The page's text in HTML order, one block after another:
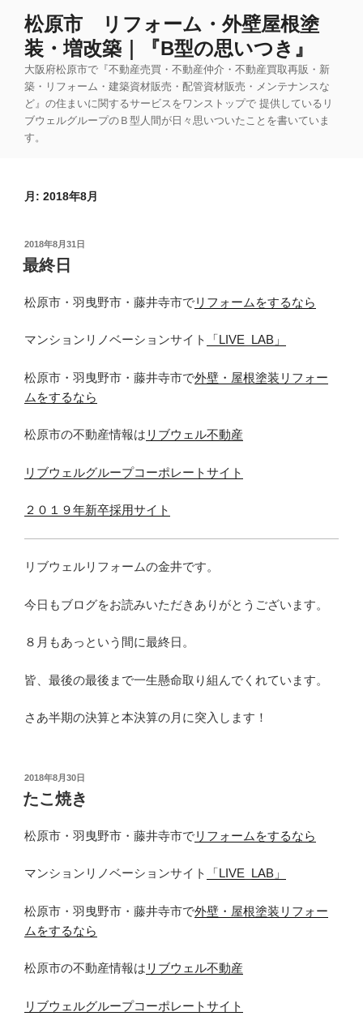
松原市 リフォーム・外壁屋根塗
装・増改築｜『B型の思いつき』
大阪府松原市で『不動産売買・不動産仲介・不動産買取再販・新
築・リフォーム・建築資材販売・配管資材販売・メンテナンスな
ど』の住まいに関するサービスをワンストップで 提供しているリ
ブウェルグループのＢ型人間が日々思いついたことを書いていま
す。
月: 2018年8月
投
稿
日:
2018年8月31日
最終日
松原市・羽曳野市・藤井寺市でリフォームをするなら
マンションリノベーションサイト 「LIVE_LAB」
松原市・羽曳野市・藤井寺市で外壁・屋根塗装リフォー
ムをするなら
松原市の不動産情報は リブウェル不動産
リブウェルグループコーポレートサイト
２０１９年新卒採用サイト
リブウェルリフォームの金井です。
今日もブログをお読みいただきありがとうございます。
８月もあっという間に最終日。
皆、最後の最後まで一生懸命取り組んでくれています。
さあ半期の決算と本決算の月に突入します！
投
稿
日:
2018年8月30日
たこ焼き
松原市・羽曳野市・藤井寺市でリフォームをするなら
マンションリノベーションサイト 「LIVE_LAB」
松原市・羽曳野市・藤井寺市で外壁・屋根塗装リフォー
ムをするなら
松原市の不動産情報は リブウェル不動産
リブウェルグループコーポレートサイト